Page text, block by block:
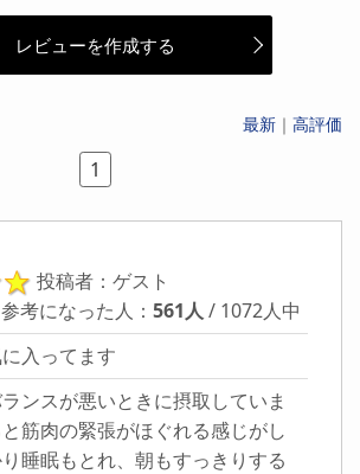
レビューを作成する
最新 ｜ 高評価
1
投稿者：ゲスト
参考になった人：561人 / 1072人中
入ってます
ンスが悪いときに摂取していま
筋肉の緊張がほぐれる感じがし
睡眠もとれ、朝もすっきりする